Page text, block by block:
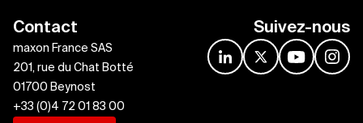
Contact
maxon France SAS
201, rue du Chat Botté
01700 Beynost
+33 (0)4 72 01 83 00
Suivez-nous
linkedinx youtube